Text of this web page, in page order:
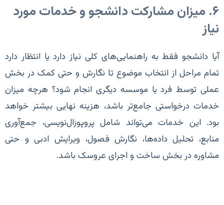
۶. میزان مشارکت دانشجو و خدمات مورد
نیاز
آیا دانشجو فقط به راهنمایی‌های کلی نیاز دارد یا انتظار دارد
تمام مراحل از انتخاب موضوع تا نگارش و حتی کمک در بخش
عملی توسط فرد یا موسسه دیگری انجام شود؟ هرچه میزان
خدمات درخواستی جامع‌تر باشد، هزینه نهایی بیشتر خواهد
بود. این خدمات می‌تواند شامل پروپوزال‌نویسی، جمع‌آوری
منابع، تحلیل داده‌ها، نگارش فصول، ویرایش ادبی و حتی
مشاوره در بخش ساخت و اجرای عروسک باشد.